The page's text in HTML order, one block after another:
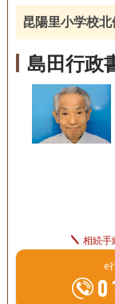
昆陽里小学校
島田行政
相続手
e